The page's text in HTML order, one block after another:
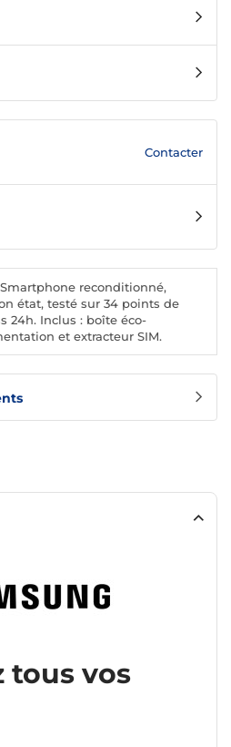
Contacter
Smartphone reconditionné,
état, testé sur 34 points de
24h. Inclus : boîte éco-
et extracteur SIM.
tous vos